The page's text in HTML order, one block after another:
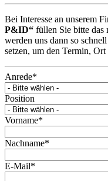
Bei Interesse an unserem
P&ID“ füllen Sie bitte das
werden uns dann so
setzen, um den Termin,
Anrede*
Position
Vorname*
Nachname*
E-Mail*